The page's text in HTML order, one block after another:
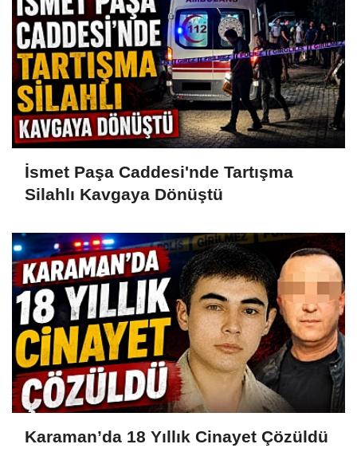
İsmet Paşa Caddesi'nde Tartışma
Silahlı Kavgaya Dönüştü
Karaman’da 18 Yıllık Cinayet Çözüldü